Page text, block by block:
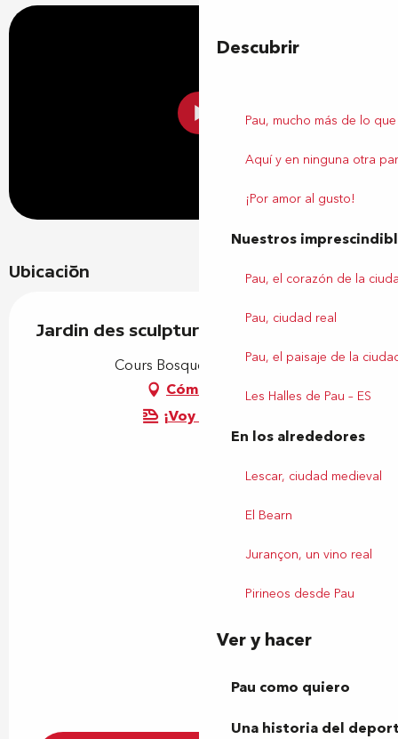
Descubrir
Pau, mucho más de lo
Aquí y en ninguna otra
¡Por amor al gusto!
Nuestros
Pau, el corazón de la
Pau, ciudad real
Pau, el paisaje de la
Les Halles de Pau – ES
En los alrededores
Lescar, ciudad medieval
El Bearn
Jurançon, un vino real
Pirineos desde Pau
Ver y hacer
Pau como quiero
Una historia del
Ubicación
Jardin des sculptures
Cours Bosquet, 64000 Pau
Cómo llegar
¡Voy en tren!